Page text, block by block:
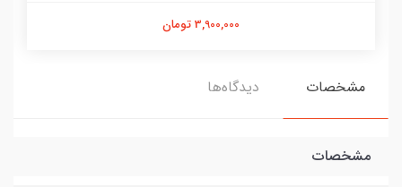
3,900,000 تومان
مشخصات دیدگاه‌ها
مشخصات